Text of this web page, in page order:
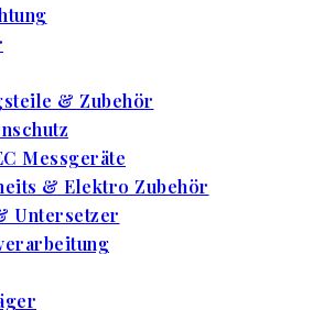
& Zubehör
Messgeräte
& Elektro Zubehör
Untersetzer